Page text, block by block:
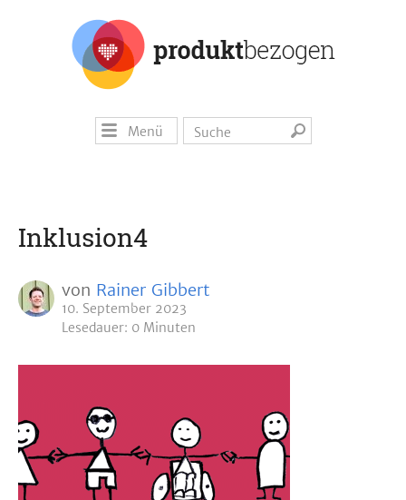
Menü
Inklusion4
von Rainer Gibbert
10. September 2023
Lesedauer: 0 Minuten